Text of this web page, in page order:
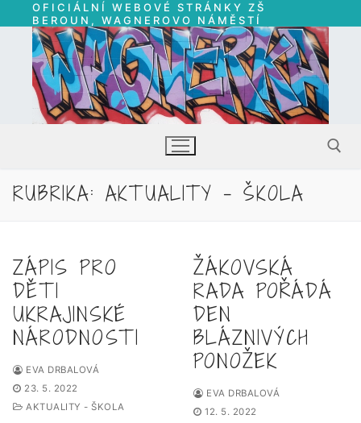
Přeskočit
na
obsah
OFICIÁLNÍ WEBOVÉ STRÁNKY ZŠ
BEROUN, WAGNEROVO NÁMĚSTÍ
RUBRIKA: AKTUALITY – ŠKOLA
ZÁPIS PRO
DĚTI
UKRAJINSKÉ
NÁRODNOSTI
EVA DRBALOVÁ
23. 5. 2022
AKTUALITY - ŠKOLA
ŽÁKOVSKÁ
RADA POŘÁDÁ
DEN
BLÁZNIVÝCH
PONOŽEK
EVA DRBALOVÁ
12. 5. 2022